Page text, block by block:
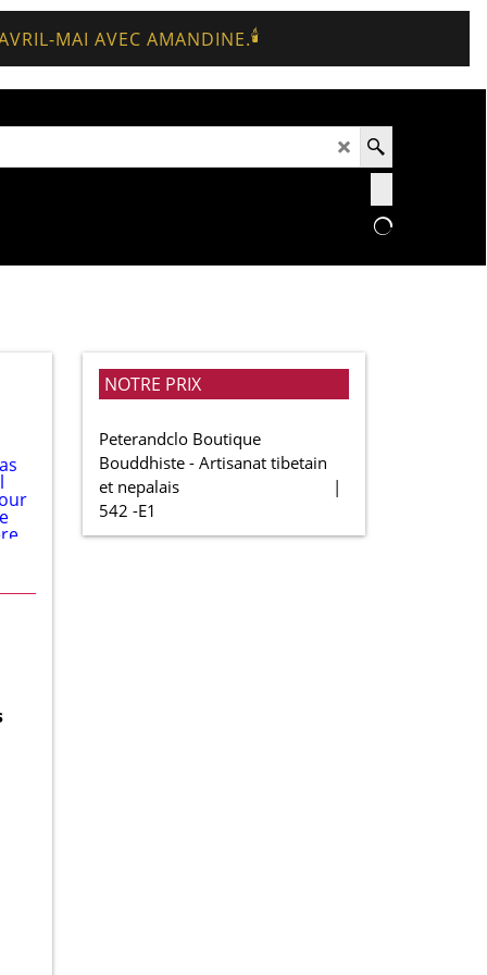
MAI AVEC AMANDINE.🕯️
NOTRE PRIX
Peterandclo Boutique
Bouddhiste - Artisanat tibetain
et nepalais
542 -E1